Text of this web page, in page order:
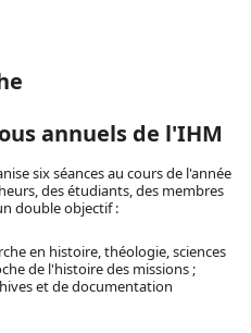
annuels de l'IHM
six séances au cours de l'année
des étudiants, des membres
double objectif :
en histoire, théologie, sciences
de l'histoire des missions ;
et de documentation